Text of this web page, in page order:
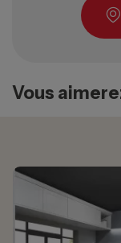
Vous